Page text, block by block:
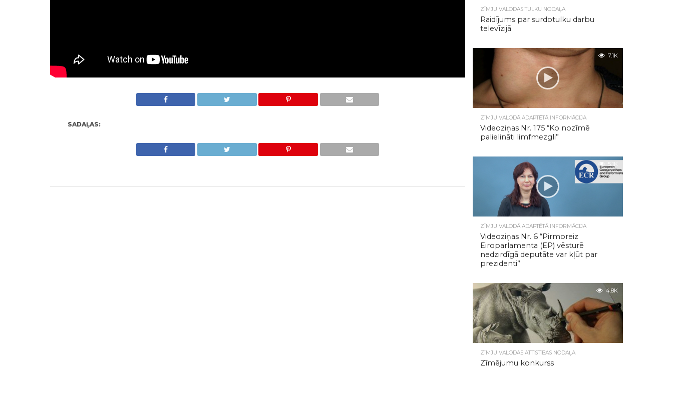
SADAĻAS:
ZĪMJU VALODAS TULKU NODAĻA
Raidījums par surdotulku darbu
televīzijā
7.1K
ZĪMJU VALODĀ ADAPTĒTĀ INFORMĀCIJA
Videoziņas Nr. 175 “Ko nozīmē
palielināti limfmezgli”
5.1K
ZĪMJU VALODĀ ADAPTĒTĀ INFORMĀCIJA
Videoziņas Nr. 6 “Pirmoreiz
Eiroparlamenta (EP) vēsturē
nedzirdīgā deputāte var kļūt par
prezidenti”
4.8K
ZĪMJU VALODAS ATTĪSTĪBAS NODAĻA
Zīmējumu konkurss